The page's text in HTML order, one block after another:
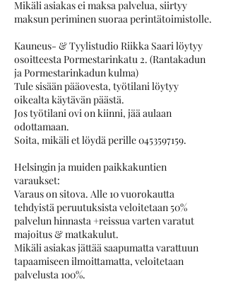
Mikäli asiakas ei maksa palvelua, siirtyy
maksun periminen suoraa perintätoimistolle.
Kauneus- & Tyylistudio Riikka Saari löytyy
osoitteesta Pormestarinkatu 2. (Rantakadun
ja Pormestarinkadun kulma)
Tule sisään pääovesta, työtilani löytyy
oikealta käytävän päästä.
Jos työtilani ovi on kiinni, jää aulaan
odottamaan.
Soita, mikäli et löydä perille 0453597159.
Helsingin ja muiden paikkakuntien
varaukset:
Varaus on sitova. Alle 10 vuorokautta
tehdyistä peruutuksista veloitetaan 50%
palvelun hinnasta +reissua varten varatut
majoitus & matkakulut.
Mikäli asiakas jättää saapumatta varattuun
tapaamiseen ilmoittamatta, veloitetaan
palvelusta 100%.